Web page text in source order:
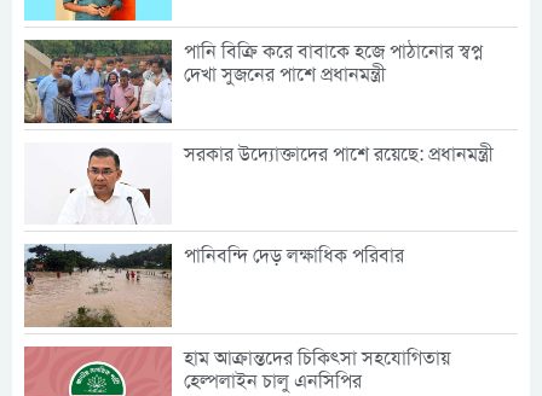
পানি বিক্রি করে বাবাকে হজে পাঠানোর স্বপ্ন
দেখা সুজনের পাশে প্রধানমন্ত্রী
সরকার উদ্যোক্তাদের পাশে রয়েছে: প্রধানমন্ত্রী
পানিবন্দি দেড় লক্ষাধিক পরিবার
হাম আক্রান্তদের চিকিৎসা সহযোগিতায়
হেল্পলাইন চালু এনসিপির